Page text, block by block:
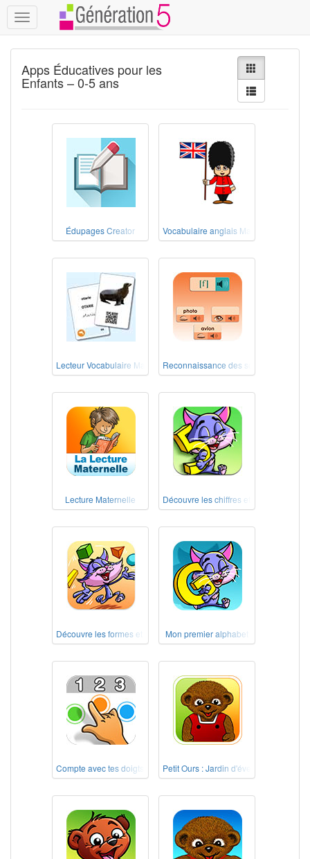
Toggle
navigation
Apps Éducatives pour les
Enfants – 0-5 ans
Édupages Creator Vocabulaire anglais Maternelle
Lecteur Vocabulaire MaternelleReconnaissance des sons
Lecture Maternelle Découvre les chiffres et les nombres !
Découvre les formes et les couleurs !Mon premier alphabet
Compte avec tes doigts ! Petit Ours : Jardin d'éveil